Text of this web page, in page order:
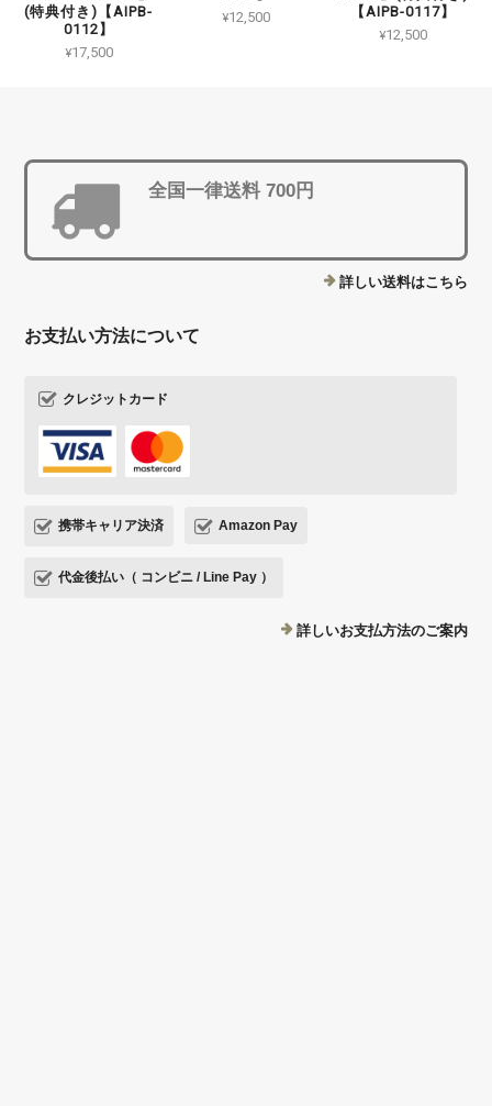
(特典付き)【AIPB-
0112】
¥17,500
¥12,500
【AIPB-0117】
¥12,500
全国一律送料 700円
詳しい送料はこちら
お支払い方法について
クレジットカード
携帯キャリア決済 Amazon Pay
代金後払い（ コンビニ / Line Pay ）
詳しいお支払方法のご案内